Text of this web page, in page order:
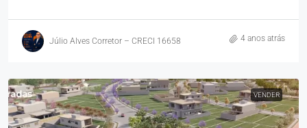
Júlio Alves Corretor – CRECI 16658 4 anos atrás
VENDER